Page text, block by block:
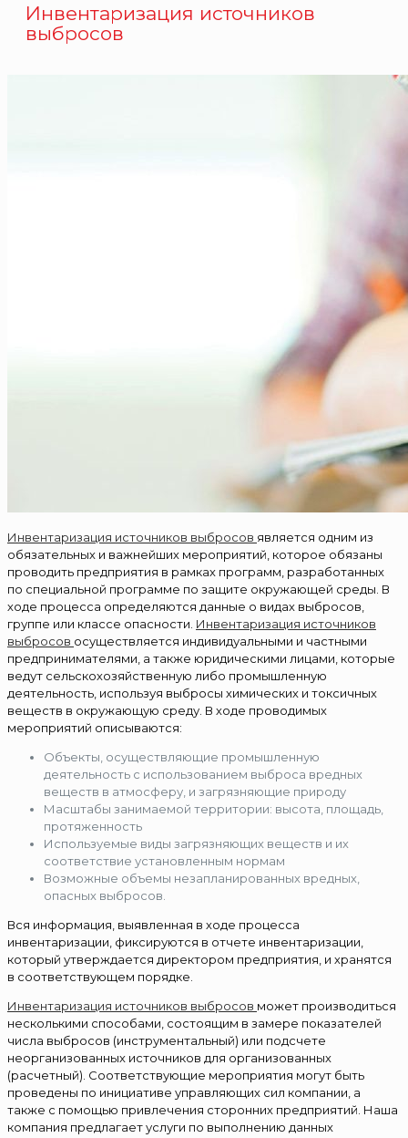
Инвентаризация источников
выбросов
Инвентаризация источников выбросов является одним из
обязательных и важнейших мероприятий, которое обязаны
проводить предприятия в рамках программ, разработанных
по специальной программе по защите окружающей среды. В
ходе процесса определяются данные о видах выбросов,
группе или классе опасности. Инвентаризация источников
выбросов осуществляется индивидуальными и частными
предпринимателями, а также юридическими лицами, которые
ведут сельскохозяйственную либо промышленную
деятельность, используя выбросы химических и токсичных
веществ в окружающую среду. В ходе проводимых
мероприятий описываются:
Объекты, осуществляющие промышленную
деятельность с использованием выброса вредных
веществ в атмосферу, и загрязняющие природу
Масштабы занимаемой территории: высота, площадь,
протяженность
Используемые виды загрязняющих веществ и их
соответствие установленным нормам
Возможные объемы незапланированных вредных,
опасных выбросов.
Вся информация, выявленная в ходе процесса
инвентаризации, фиксируются в отчете инвентаризации,
который утверждается директором предприятия, и хранятся
в соответствующем порядке.
Инвентаризация источников выбросов может производиться
несколькими способами, состоящим в замере показателей
числа выбросов (инструментальный) или подсчете
неорганизованных источников для организованных
(расчетный). Соответствующие мероприятия могут быть
проведены по инициативе управляющих сил компании, а
также с помощью привлечения сторонних предприятий. Наша
компания предлагает услуги по выполнению данных